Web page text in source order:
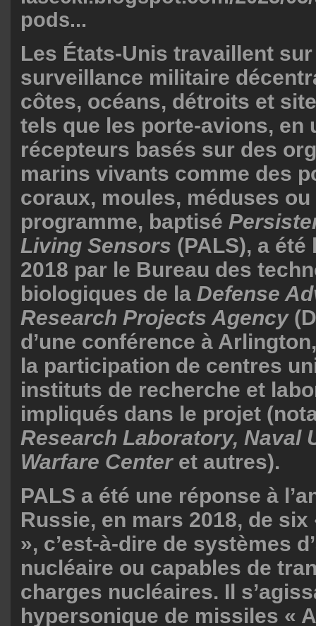
pods...
Les États-Unis travaillent
surveillance militaire
côtes, océans, détroits et
tels que les porte-avions, en
récepteurs basés sur des
marins vivants comme des
coraux, moules, méduses
programme, baptisé
Living Sensors (PALS), a
2018 par le Bureau des
biologiques de la Defense
Research Projects Agency
d’une conférence à
la participation de centres
instituts de recherche et
impliqués dans le projet
Research Laboratory, Naval
Warfare Centeret autres).
PALS a été une réponse à
Russie, en mars 2018, de
», c’est-à-dire de systèmes
nucléaire ou capables de
charges nucléaires. Il
hypersonique de missiles «